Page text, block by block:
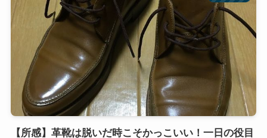
【所感】革靴は脱いだ時こそかっこいい！一日の役目